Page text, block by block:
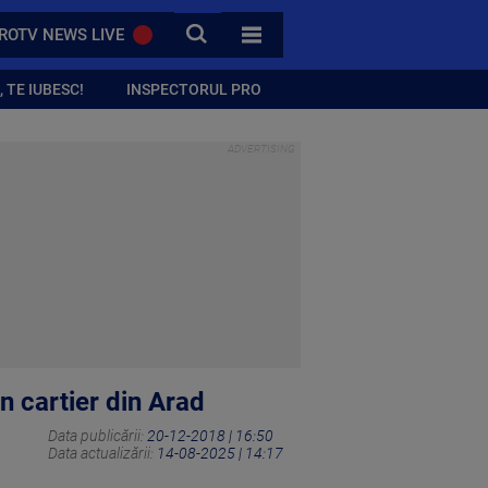
NEWS LIVE CAUTA
TOATE CATEGORIILE
TE IUBESC! INSPECTORUL PRO
cartier din Arad
Data publicării: 20-12-2018 | 16:50
Data actualizării: 14-08-2025 | 14:17